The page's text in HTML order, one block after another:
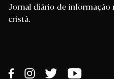
Jornal diário de informação
cristã.